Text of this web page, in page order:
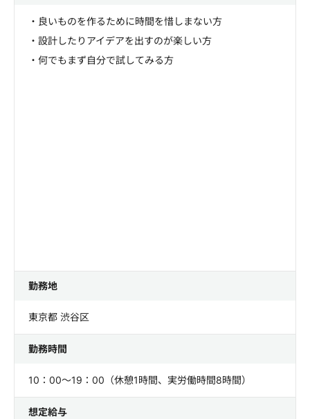
・良いものを作るために時間を惜しまない方
・設計したりアイデアを出すのが楽しい方
・何でもまず自分で試してみる方
勤務地
東京都 渋谷区
勤務時間
10：00～19：00（休憩1時間、実労働時間8時間）
想定給与